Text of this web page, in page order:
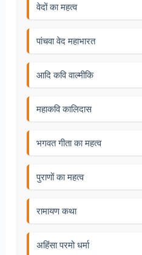
वेदों का महत्व
पांचवा वेद महाभारत
आदि कवि वाल्मीकि
महाकवि कालिदास
भगवत गीता का महत्व
पुराणों का महत्व
रामायण कथा
अहिंसा परमो धर्मा